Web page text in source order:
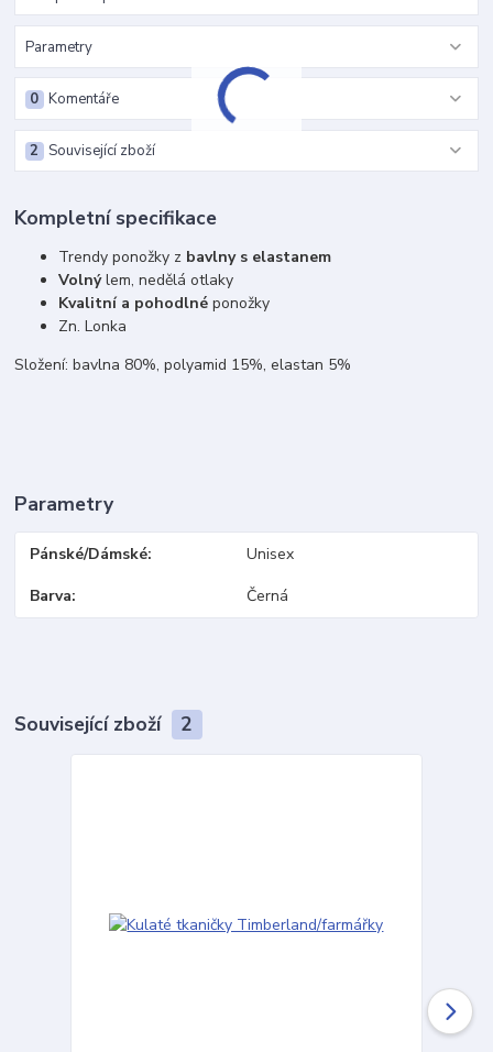
Parametry
Komentáře
0
Související zboží
2
Kompletní specifikace
Trendy ponožky z bavlny s elastanem
Volnýlem, nedělá otlaky
Kvalitní a pohodlnéponožky
Zn. Lonka
Složení: bavlna 80%, polyamid 15%, elastan 5%
Parametry
Pánské/Dámské Unisex
Barva Černá
Související zboží 2